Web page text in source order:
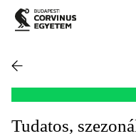
Tudatos,